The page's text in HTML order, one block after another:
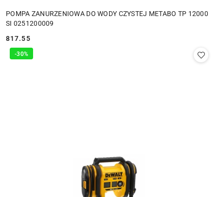
POMPA ZANURZENIOWA DO WODY CZYSTEJ METABO TP 12000
SI 0251200009
Cena:
817.55
-30%